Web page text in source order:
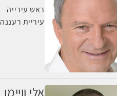
ראש עירייה
עיריית רעננה
אלי וויימן